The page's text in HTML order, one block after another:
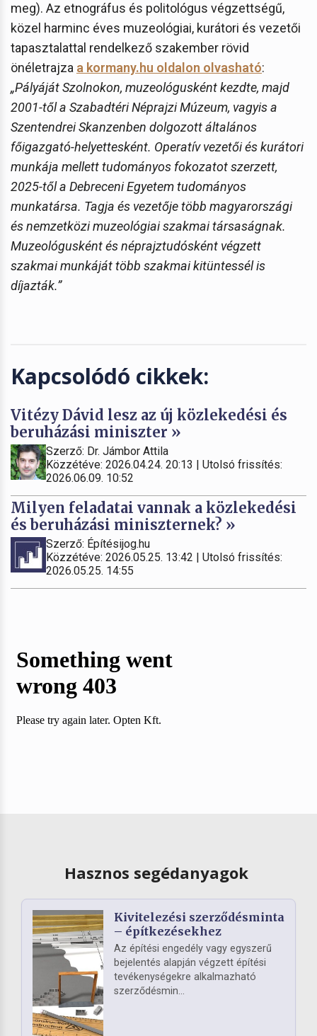
meg). Az etnográfus és politológus végzettségű,
közel harminc éves muzeológiai, kurátori és vezetői
tapasztalattal rendelkező szakember rövid
önéletrajza a kormany.hu oldalon olvasható:
„Pályáját Szolnokon, muzeológusként kezdte, majd
2001-től a Szabadtéri Néprajzi Múzeum, vagyis a
Szentendrei Skanzenben dolgozott általános
főigazgató-helyettesként. Operatív vezetői és kurátori
munkája mellett tudományos fokozatot szerzett,
2025-től a Debreceni Egyetem tudományos
munkatársa. Tagja és vezetője több magyarországi
és nemzetközi muzeológiai szakmai társaságnak.
Muzeológusként és néprajztudósként végzett
szakmai munkáját több szakmai kitüntessél is
díjazták.”
Kapcsolódó cikkek:
Vitézy Dávid lesz az új közlekedési és
beruházási miniszter »
Szerző: Dr. Jámbor Attila
Közzétéve: 2026.04.24. 20:13 | Utolsó frissítés:
2026.06.09. 10:52
Milyen feladatai vannak a közlekedési
és beruházási miniszternek? »
Szerző: Építésijog.hu
Közzétéve: 2026.05.25. 13:42 | Utolsó frissítés:
2026.05.25. 14:55
Hasznos segédanyagok
Kivitelezési szerződésminta
– építkezésekhez
Az építési engedély vagy egyszerű
bejelentés alapján végzett építési
tevékenységekre alkalmazható
szerződésmin...